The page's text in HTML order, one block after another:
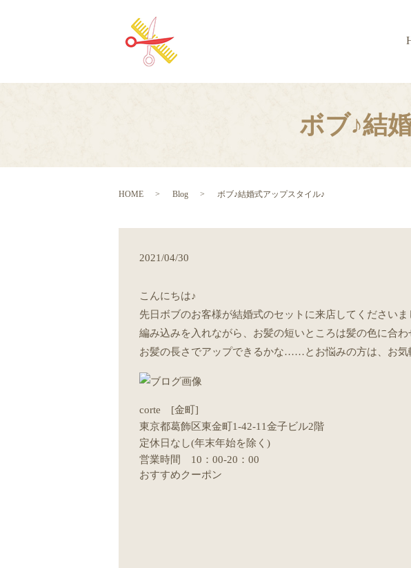
ボブ♪結
HOME Blog ボブ♪結婚式アップスタイル♪
2021/04/30
こんにちは♪
先日ボブのお客様が結婚式のセットに来店してください
編み込みを入れながら、お髪の短いところは髪の色に合
お髪の長さでアップできるかな……とお悩みの方は、お気
corte [金町]
東京都葛飾区東金町1-42-11金子ビル2階
定休日なし(年末年始を除く)
営業時間 10：00-20：00
おすすめクーポン